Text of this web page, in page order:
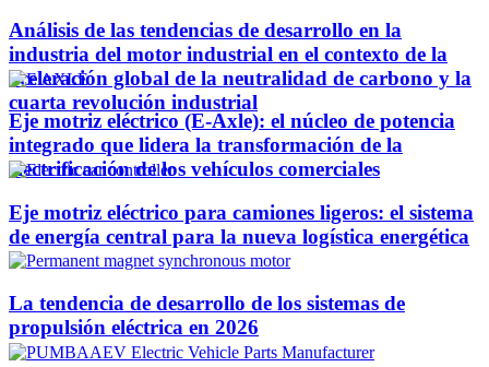
Análisis de las tendencias de desarrollo en la
industria del motor industrial en el contexto de la
aceleración global de la neutralidad de carbono y la
cuarta revolución industrial
Eje motriz eléctrico (E-Axle): el núcleo de potencia
integrado que lidera la transformación de la
electrificación de los vehículos comerciales
Eje motriz eléctrico para camiones ligeros: el sistema
de energía central para la nueva logística energética
La tendencia de desarrollo de los sistemas de
propulsión eléctrica en 2026